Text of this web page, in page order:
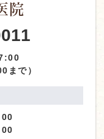
院
まで）